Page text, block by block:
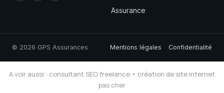
Assurance
© 2026 GPS Assurances Mentions légales Confidentialité
A voir aussi : consultant SEO freelance • création de site internet
pas cher